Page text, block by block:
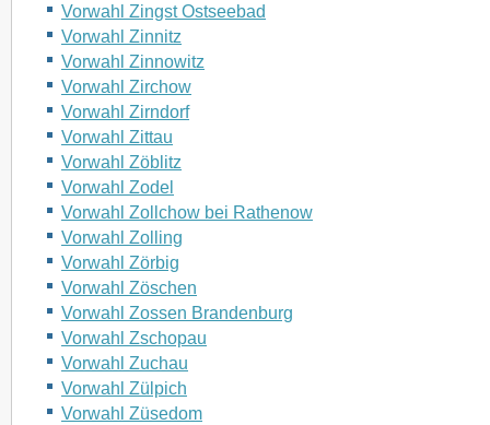
Vorwahl Zingst Ostseebad
Vorwahl Zinnitz
Vorwahl Zinnowitz
Vorwahl Zirchow
Vorwahl Zirndorf
Vorwahl Zittau
Vorwahl Zöblitz
Vorwahl Zodel
Vorwahl Zollchow bei Rathenow
Vorwahl Zolling
Vorwahl Zörbig
Vorwahl Zöschen
Vorwahl Zossen Brandenburg
Vorwahl Zschopau
Vorwahl Zuchau
Vorwahl Zülpich
Vorwahl Züsedom